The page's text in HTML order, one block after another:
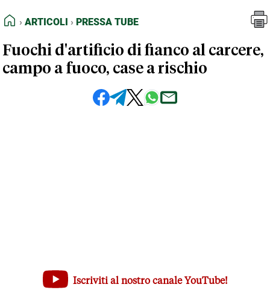
FEED RSS
NORMATIVE DEONTOLOGICHE
TERMINI e CONDIZIONI
Articoli
Pressa Tube
HOME
ARTICOLI PRESSA TUBE
Fuochi d'artificio di fianco al carcere,
campo a fuoco, case a rischio
Fuochi d'artificio di fianco al carcere, campo a fuoco, case
Iscriviti al nostro canale YouTube!